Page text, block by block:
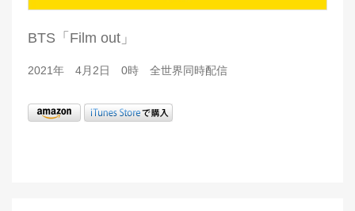
BTS「Film out」
2021年 4月2日 0時 全世界同時配信